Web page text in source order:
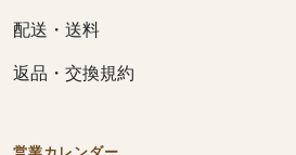
配送・送料
返品・交換規約